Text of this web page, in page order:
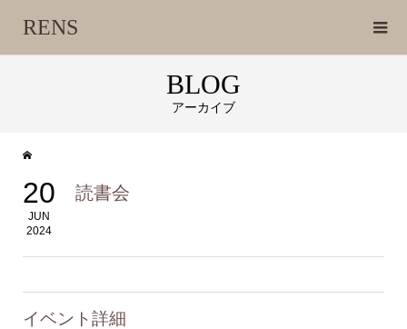
RENS
BLOG
アーカイブ
20
JUN
2024
読書会
イベント詳細